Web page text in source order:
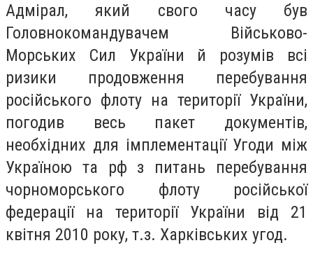
Адмірал, який свого часу був
Головнокомандувачем Військово-
Морських Сил України й розумів всі
ризики продовження перебування
російського флоту на території України,
погодив весь пакет документів,
необхідних для імплементації Угоди між
Україною та рф з питань перебування
чорноморського флоту російської
федерації на території України від 21
квітня 2010 року, т.з. Харківських угод.